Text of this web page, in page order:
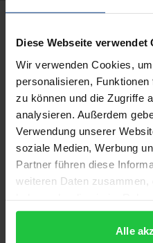
Diese Webseite verwendet
Wir verwenden Cookies,
personalisieren,
zu können und die Zugriffe
analysieren. Außerdem
Verwendung unserer
soziale Medien, Werbung
Partner führen diese
weiteren Daten zusammen,
gesammelt haben.
Alle
Description
Die Professionalisierung
angesichts aktueller
sozialstruktureller
Herausforderungen, die
der Planung ihrer
müssen. Die Ausrichtung
Neugestaltung der
vorliegende Studie soll –